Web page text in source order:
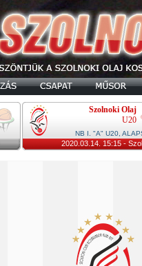
Szolnoki Olaj
U20
NB I. "A" U20,
2020.03.14. 15:15 -